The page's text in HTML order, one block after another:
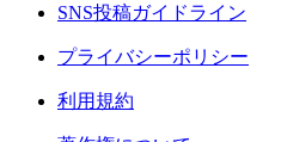
SNS投稿ガイドライン
プライバシーポリシー
利用規約